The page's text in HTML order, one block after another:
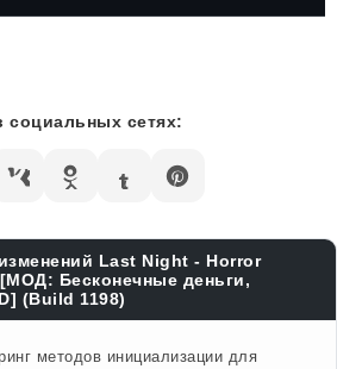
социальных сетях:
Last Night - Horror
Бесконечные деньги,
(Build 1198)
методов инициализации для